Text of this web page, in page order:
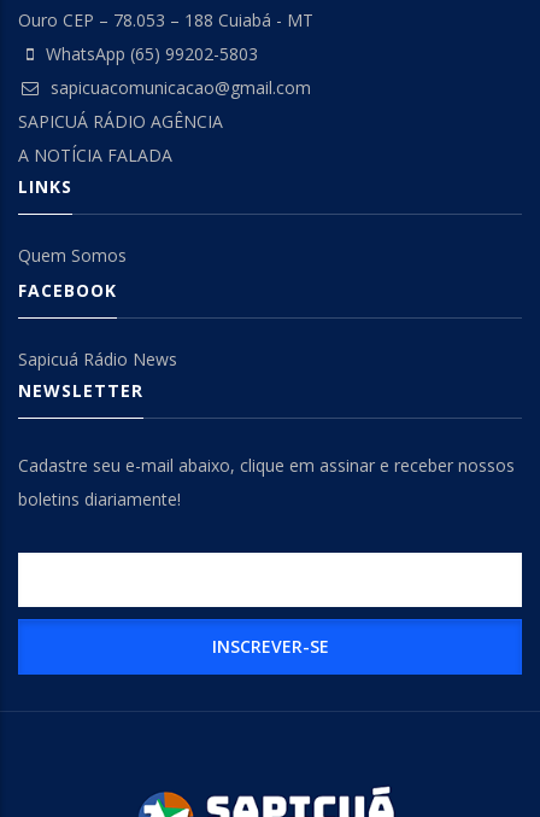
Ouro CEP – 78.053 – 188 Cuiabá - MT
WhatsApp (65) 99202-5803
sapicuacomunicacao@gmail.com
SAPICUÁ RÁDIO AGÊNCIA
A NOTÍCIA FALADA
LINKS
Quem Somos
FACEBOOK
Sapicuá Rádio News
NEWSLETTER
Cadastre seu e-mail abaixo, clique em assinar e receber nossos
boletins diariamente!